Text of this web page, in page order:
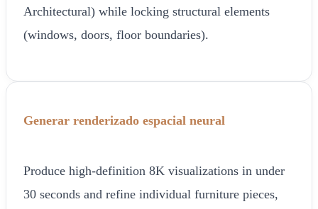
Architectural) while locking structural elements
(windows, doors, floor boundaries).
Generar renderizado espacial neural
Produce high-definition 8K visualizations in under
30 seconds and refine individual furniture pieces,